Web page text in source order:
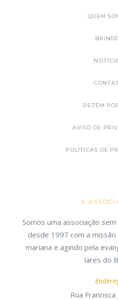
QUEM
REZEM
AVISO DE
POLÍTICAS DE
A
Somos uma associação
desde 1997 com a
mariana e agindo pela
lares do
Rua Francisca